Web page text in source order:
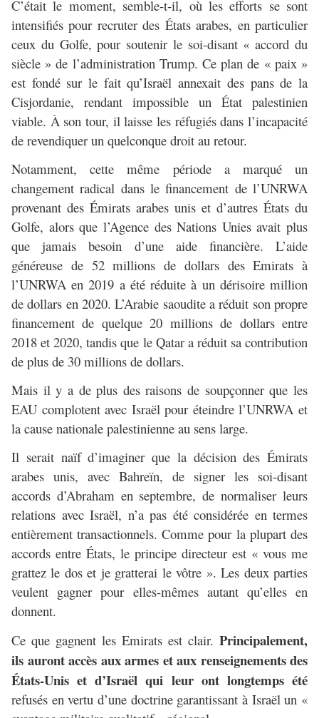
C’était le moment, semble-t-il, où les efforts se sont
intensifiés pour recruter des États arabes, en particulier
ceux du Golfe, pour soutenir le soi-disant « accord du
siècle » de l’administration Trump. Ce plan de « paix »
est fondé sur le fait qu’Israël annexait des pans de la
Cisjordanie, rendant impossible un État palestinien
viable. À son tour, il laisse les réfugiés dans l’incapacité
de revendiquer un quelconque droit au retour.
Notamment, cette même période a marqué un
changement radical dans le financement de l’UNRWA
provenant des Émirats arabes unis et d’autres États du
Golfe, alors que l’Agence des Nations Unies avait plus
que jamais besoin d’une aide financière. L’aide
généreuse de 52 millions de dollars des Emirats à
l’UNRWA en 2019 a été réduite à un dérisoire million
de dollars en 2020. L’Arabie saoudite a réduit son propre
financement de quelque 20 millions de dollars entre
2018 et 2020, tandis que le Qatar a réduit sa contribution
de plus de 30 millions de dollars.
Mais il y a de plus des raisons de soupçonner que les
EAU complotent avec Israël pour éteindre l’UNRWA et
la cause nationale palestinienne au sens large.
Il serait naïf d’imaginer que la décision des Émirats
arabes unis, avec Bahreïn, de signer les soi-disant
accords d’Abraham en septembre, de normaliser leurs
relations avec Israël, n’a pas été considérée en termes
entièrement transactionnels. Comme pour la plupart des
accords entre États, le principe directeur est « vous me
grattez le dos et je gratterai le vôtre ». Les deux parties
veulent gagner pour elles-mêmes autant qu’elles en
donnent.
Ce que gagnent les Emirats est clair. Principalement,
ils auront accès aux armes et aux renseignements des
États-Unis et d’Israël qui leur ont longtemps été
refusés en vertu d’une doctrine garantissant à Israël un «